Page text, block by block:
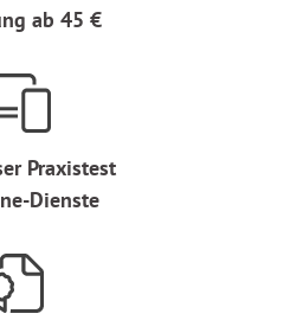
ab 45 €
Praxistest
Dienste